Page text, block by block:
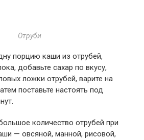
Отруби
порцию каши из отрубей,
добавьте сахар по вкусу,
ложки отрубей, варите на
поставьте настоять под
количество отрубей при
— овсяной, манной, рисовой,